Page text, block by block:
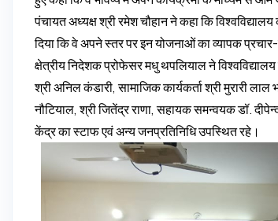
पंचायत अध्यक्ष श्री रमेश चौहान ने कहा कि
दिया कि वे अपने स्तर पर इन योजनाओं का व्यापक
क्षेत्रीय निदेशक प्रोफेसर मधु थपलियाल ने
श्री अनिल कंडारी, सामाजिक कार्यकर्ता श्री मुरारी
नौटियाल, श्री जितेंद्र राणा, सहायक समन्वयक डॉ.
केंद्र का स्टाफ एवं अन्य जनप्रतिनिधि उपस्थित रहे।